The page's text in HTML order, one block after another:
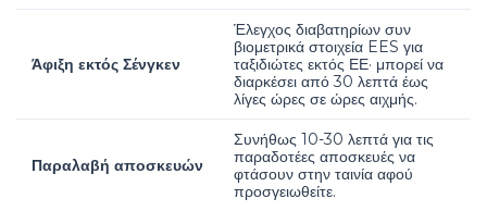
Άφιξη εκτός Σένγκεν
Έλεγχος διαβατηρίων συν
βιομετρικά στοιχεία EES για
ταξιδιώτες εκτός ΕΕ· μπορεί να
διαρκέσει από 30 λεπτά έως
λίγες ώρες σε ώρες αιχμής.
Παραλαβή αποσκευών
Συνήθως 10-30 λεπτά για τις
παραδοτέες αποσκευές να
φτάσουν στην ταινία αφού
προσγειωθείτε.